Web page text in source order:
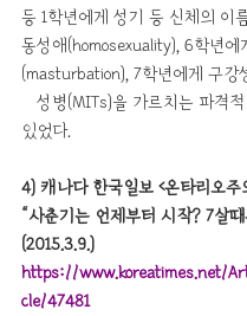
등 1학년에게 성기 등 신체의 이
동성애(homosexuality), 6학년에
(masturbation), 7학년에게 구강
·성병(MITs)을 가르치는 파격
있었다.
4) 캐나다 한국일보 <온타리오
“사춘기는 언제부터 시작? 7살때
(2015.3.9.)
https://www.koreatimes.net/
cle/47481